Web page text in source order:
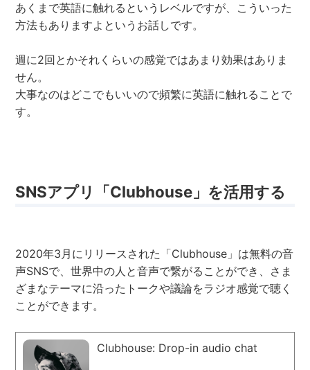
あくまで英語に触れるというレベルですが、こういった
方法もありますよというお話しです。
週に2回とかそれくらいの感覚ではあまり効果はありま
せん。
大事なのはどこでもいいので頻繁に英語に触れることで
す。
SNSアプリ「Clubhouse」を活用する
2020年3月にリリースされた「Clubhouse」は無料の音
声SNSで、世界中の人と音声で繋がることができ、さま
ざまなテーマに沿ったトークや議論をラジオ感覚で聴く
ことができます。
Clubhouse: Drop-in audio chat